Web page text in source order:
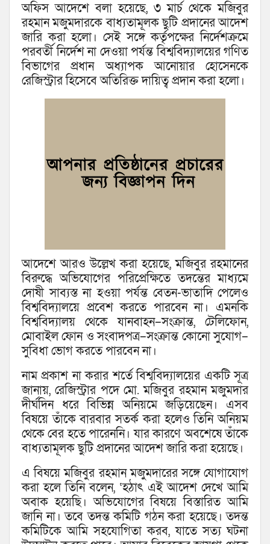
অফিস আদেশে বলা হয়েছে, ৩ মার্চ থেকে মজিবুর
রহমান মজুমদারকে বাধ্যতামূলক ছুটি প্রদানের আদেশ
জারি করা হলো। সেই সঙ্গে কর্তৃপক্ষের নির্দেশক্রমে
পরবর্তী নির্দেশ না দেওয়া পর্যন্ত বিশ্ববিদ্যালয়ের গণিত
বিভাগের প্রধান অধ্যাপক আনোয়ার হোসেনকে
রেজিস্ট্রার হিসেবে অতিরিক্ত দায়িত্ব প্রদান করা হলো।
আদেশে আরও উল্লেখ করা হয়েছে, মজিবুর রহমানের
বিরুদ্ধে অভিযোগের পরিপ্রেক্ষিতে তদন্তের মাধ্যমে
দোষী সাব্যস্ত না হওয়া পর্যন্ত বেতন-ভাতাদি পেলেও
বিশ্ববিদ্যালয়ে প্রবেশ করতে পারবেন না। এমনকি
বিশ্ববিদ্যালয় থেকে যানবাহন–সংক্রান্ত, টেলিফোন,
মোবাইল ফোন ও সংবাদপত্র–সংক্রান্ত কোনো সুযোগ–
সুবিধা ভোগ করতে পারবেন না।
নাম প্রকাশ না করার শর্তে বিশ্ববিদ্যালয়ের একটি সূত্র
জানায়, রেজিস্ট্রার পদে মো. মজিবুর রহমান মজুমদার
দীর্ঘদিন ধরে বিভিন্ন অনিয়মে জড়িয়েছেন। এসব
বিষয়ে তাঁকে বারবার সতর্ক করা হলেও তিনি অনিয়ম
থেকে বের হতে পারেননি। যার কারণে অবশেষে তাঁকে
বাধ্যতামূলক ছুটি প্রদানের আদেশ জারি করা হয়েছে।
এ বিষয়ে মজিবুর রহমান মজুমদারের সঙ্গে যোগাযোগ
করা হলে তিনি বলেন, ‘হঠাৎ এই আদেশ দেখে আমি
অবাক হয়েছি। অভিযোগের বিষয়ে বিস্তারিত আমি
জানি না। তবে তদন্ত কমিটি গঠন করা হয়েছে। তদন্ত
কমিটিকে আমি সহযোগিতা করব, যাতে সত্য ঘটনা